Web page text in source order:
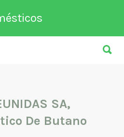
relacionadas
SA,
De Butano